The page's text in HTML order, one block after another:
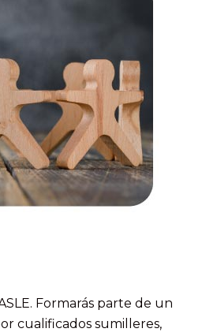
Formarás parte de un
cualificados sumilleres,